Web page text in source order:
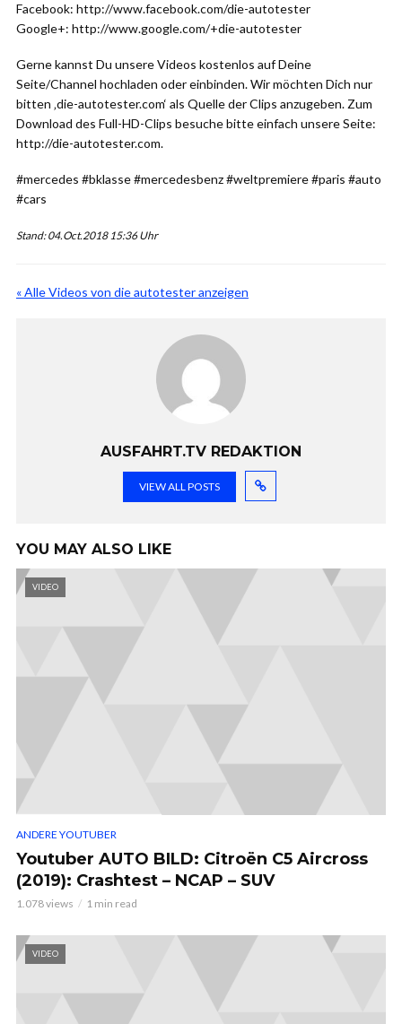
Facebook: http://www.facebook.com/die-autotester
Google+: http://www.google.com/+die-autotester
Gerne kannst Du unsere Videos kostenlos auf Deine
Seite/Channel hochladen oder einbinden. Wir möchten Dich nur
bitten ‚die-autotester.com‘ als Quelle der Clips anzugeben. Zum
Download des Full-HD-Clips besuche bitte einfach unsere Seite:
http://die-autotester.com.
#mercedes #bklasse #mercedesbenz #weltpremiere #paris #auto
#cars
Stand: 04.Oct.2018 15:36 Uhr
« Alle Videos von die autotester anzeigen
AUSFAHRT.TV REDAKTION
VIEW ALL POSTS
YOU MAY ALSO LIKE
VIDEO
ANDERE YOUTUBER
Youtuber AUTO BILD: Citroën C5 Aircross
(2019): Crashtest – NCAP – SUV
1.078 views 1 min read
VIDEO